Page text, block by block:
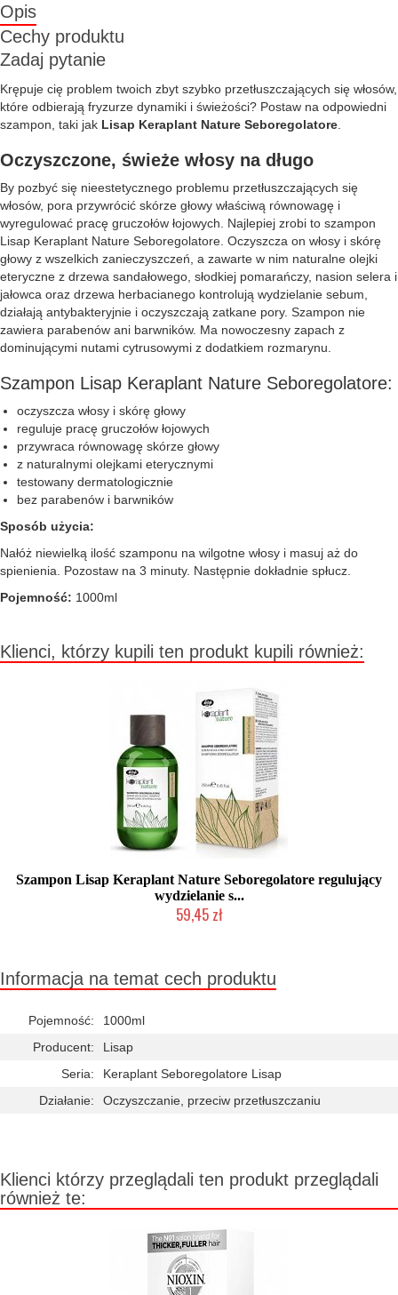
Opis
Cechy produktu
Zadaj pytanie
Krępuje cię problem twoich zbyt szybko przetłuszczających się włosów,
które odbierają fryzurze dynamiki i świeżości? Postaw na odpowiedni
szampon, taki jak Lisap Keraplant Nature Seboregolatore
Oczyszczone, świeże włosy na długo
By pozbyć się nieestetycznego problemu przetłuszczających się
włosów, pora przywrócić skórze głowy właściwą równowagę i
wyregulować pracę gruczołów łojowych. Najlepiej zrobi to szampon
Lisap Keraplant Nature Seboregolatore. Oczyszcza on włosy i skórę
głowy z wszelkich zanieczyszczeń, a zawarte w nim naturalne olejki
eteryczne z drzewa sandałowego, słodkiej pomarańczy, nasion selera i
jałowca oraz drzewa herbacianego kontrolują wydzielanie sebum,
działają antybakteryjnie i oczyszczają zatkane pory. Szampon nie
zawiera parabenów ani barwników. Ma nowoczesny zapach z
dominującymi nutami cytrusowymi z dodatkiem rozmarynu.
Szampon Lisap Keraplant Nature Seboregolatore:
oczyszcza włosy i skórę głowy
reguluje pracę gruczołów łojowych
przywraca równowagę skórze głowy
z naturalnymi olejkami eterycznymi
testowany dermatologicznie
bez parabenów i barwników
Sposób użycia:
Nałóż niewielką ilość szamponu na wilgotne włosy i masuj aż do
spienienia. Pozostaw na 3 minuty. Następnie dokładnie spłucz.
Pojemność: 1000ml
Klienci, którzy kupili ten produkt kupili również:
Szampon Lisap Keraplant Nature Seboregolatore regulujący
wydzielanie s...
59,45 zł
Informacja na temat cech produktu
Pojemność:
1000ml
Producent:
Lisap
Seria:
Keraplant Seboregolatore Lisap
Działanie:
Oczyszczanie, przeciw przetłuszczaniu
Klienci którzy przeglądali ten produkt przeglądali
również te: